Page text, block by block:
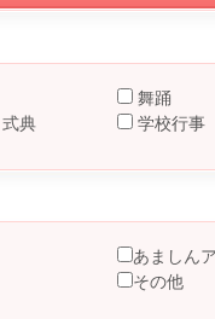
舞踊
典 学校行事
あましん
その他